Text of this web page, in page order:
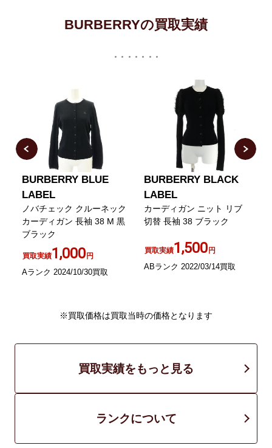
BURBERRYの買取実績
BURBERRY BLUE
LABEL
ノバチェック クルーネック
カーディガン 長袖 38 M 黒
ブラック
買取実績1,000円
Aランク 2024/10/30買取
BURBERRY BLACK
LABEL
カーディガン ニット リブ
切替 長袖 38 ブラック
買取実績1,500円
ABランク 2022/03/14買取
※買取価格は買取当時の価格となります
買取実績をもっと見る
ランクについて